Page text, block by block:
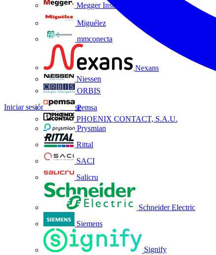
Megger Instruments S.L.
Miguélez
mmconecta
Nexans
Niessen
ORBIS
Pemsa
PHOENIX CONTACT, S.A.U.
Prysmian
Rittal
SACI
Salicru
Schneider Electric
Siemens
Signify
Iniciar sesiónRegistrarse